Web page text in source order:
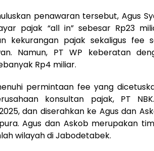
penawaran tersebut, Agus
pajak “all in” sebesar Rp23
kekurangan pajak sekaligus fee
Namun, PT WP keberatan
Rp4 miliar.
permintaan fee yang
konsultan pajak, PT
dan diserahkan ke Agus dan
Agus dan Askob merupakan
wilayah di Jabodetabek.